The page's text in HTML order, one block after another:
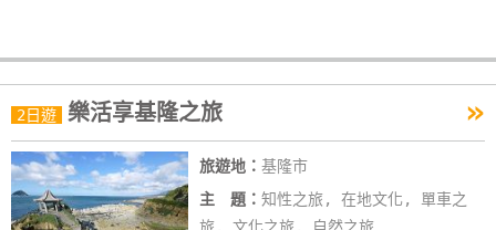
你
玩
玩
樂
地
2日遊 樂活享基隆之旅 »
旅遊地： 基隆市
主 題： 知性之旅, 在地文化, 單車之